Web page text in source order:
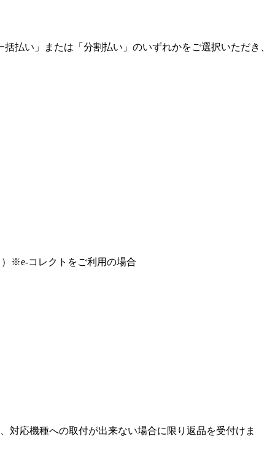
払い」または「分割払い」のいずれかをご選択いただき、
※e-コレクトをご利用の場合
対応機種への取付が出来ない場合に限り返品を受付けま